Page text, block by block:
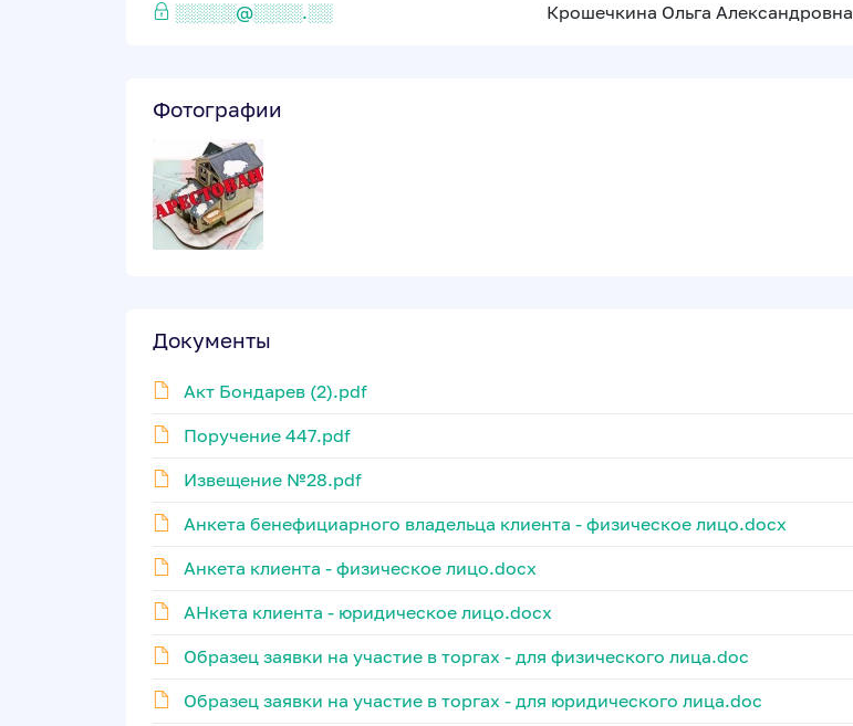
░░░░░@░░░░.░░ Крошечкина Ольга Александровна
Фотографии
Документы
Акт Бондарев (2).pdf
Поручение 447.pdf
Извещение №28.pdf
Анкета бенефициарного владельца клиента - физическое лицо.docx
Анкета клиента - физическое лицо.docx
АНкета клиента - юридическое лицо.docx
Образец заявки на участие в торгах - для физического лица.doc
Образец заявки на участие в торгах - для юридического лица.doc